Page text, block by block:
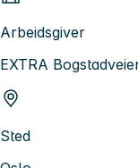
Arbeidsgiver
EXTRA
Sted